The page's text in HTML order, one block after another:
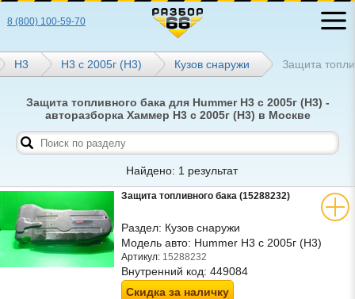
8 (800) 100-59-70
Н3 H3 с 2005г (Н3) Кузов снаружи Защита
Защита топливного бака для Hummer H3 с 2005г (Н3) -
авторазборка Хаммер H3 с 2005г (Н3) в Москве
Найдено: 1 результат
Защита топливного бака (15288232)
Раздел: Кузов снаружи
Модель авто: Hummer H3 с 2005г (Н3)
Артикул: 15288232
Внутренний код: 449084
Скидка за наличку